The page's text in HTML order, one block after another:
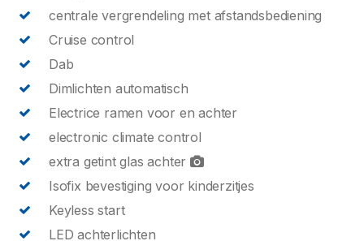
centrale vergrendeling met afstandsbediening
Cruise control
Dab
Dimlichten automatisch
Electrice ramen voor en achter
electronic climate control
extra getint glas achter
Isofix bevestiging voor kinderzitjes
Keyless start
LED achterlichten